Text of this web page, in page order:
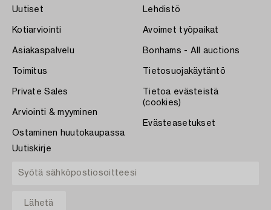
Uutiset
Kotiarviointi
Asiakaspalvelu
Toimitus
Private Sales
Arviointi & myyminen
Ostaminen huutokaupassa
Lehdistö
Avoimet työpaikat
Bonhams - All auctions
Tietosuojakäytäntö
Tietoa evästeistä
(cookies)
Evästeasetukset
Uutiskirje